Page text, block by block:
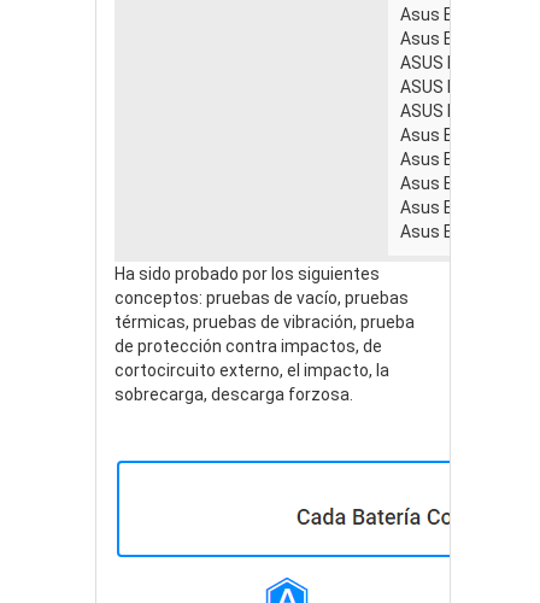
Asus Eee PC
Asus Eee PC
ASUS Eee PC
ASUS Eee PC
ASUS Eee PC
Asus Eee PC
Asus Eee PC
Asus Eee PC
Asus Eee PC
Asus Eee PC
Ha sido probado por los siguientes
conceptos: pruebas de vacío, pruebas
térmicas, pruebas de vibración, prueba
de protección contra impactos, de
cortocircuito externo, el impacto, la
sobrecarga, descarga forzosa.